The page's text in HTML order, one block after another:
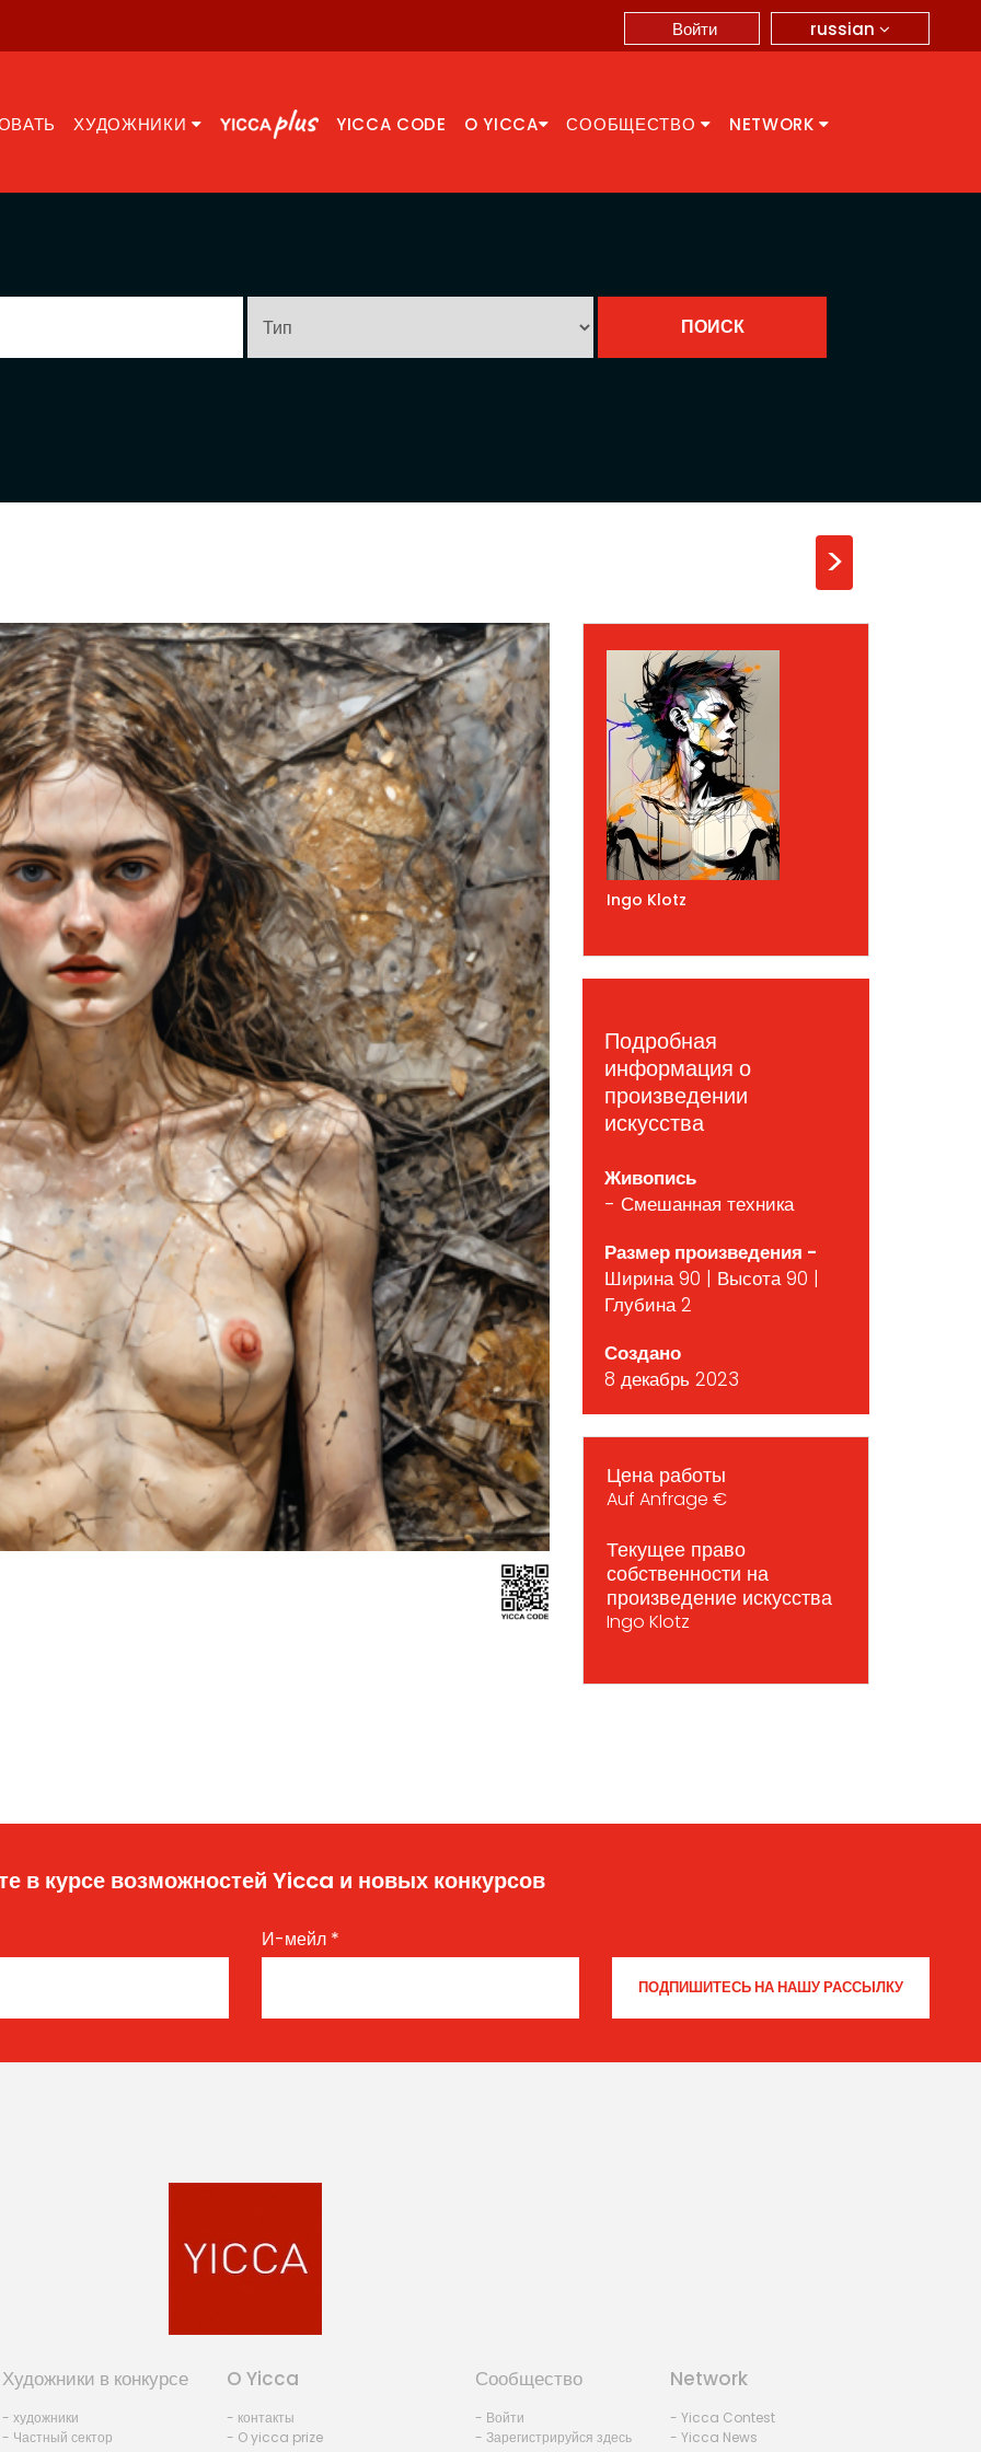
russian
Войти
ХУДОЖНИКИ YICCA CODE O YICCA СООБЩЕСТВО NETWORK
>
Ingo Klotz
Подробная
информация о
произведении
искусства
Живопись
- Смешанная техника
Размер произведения -
Ширина 90 | Высота 90 |
Глубина 2
Создано
8 декабрь 2023
Цена работы
Auf Anfrage €
Текущее право
собственности на
произведение искусства
Ingo Klotz
в курсе возможностей Yicca и новых конкурсов
И-мейл *
Художники в конкурсе
- художники
- Частный сектор
O Yicca
- контакты
- O yicca prize
Сообщество
- Войти
- Зарегистрируйся здесь
Network
- Yicca Contest
- Yicca News